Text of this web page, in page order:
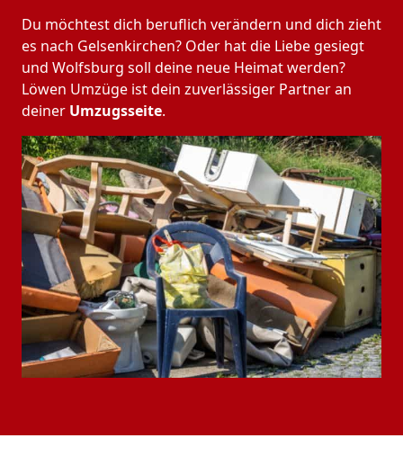
Du möchtest dich beruflich verändern und dich zieht
es nach Gelsenkirchen? Oder hat die Liebe gesiegt
und Wolfsburg soll deine neue Heimat werden?
Löwen Umzüge ist dein zuverlässiger Partner an
deiner Umzugsseite.